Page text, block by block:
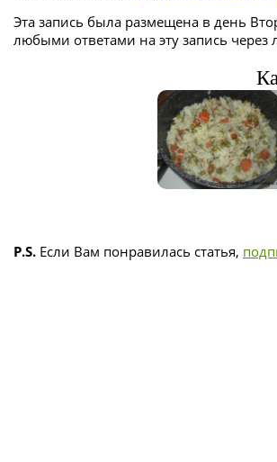
Эта запись была размещена в день
любыми ответами на эту запись через
P.S. Если Вам понравилась статья,